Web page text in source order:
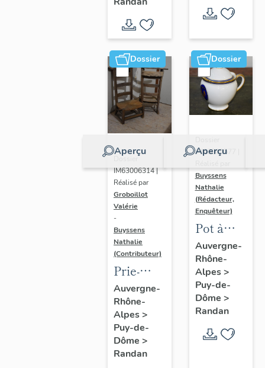
prière de
Marie-
Amélie "
Dossier
Aperçu
Dossier
IM63006314 |
Réalisé par
Groboillot
Valérie
-
Buyssens
Nathalie
(Contributeur)
Prie-
Dieu n° 1
Auvergne-
Rhône-
Alpes>
Puy-de-
Dôme >
Randan
Dossier
Aperçu
IM63009577 |
Buyssens
Nathalie
(Rédacteur,
Enquêteur)
Pot à
crème n°
2
Auvergne-
Rhône-
Alpes>
Puy-de-
Dôme >
Randan